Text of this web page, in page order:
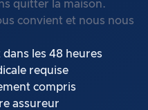
quitter la maison.
convient et nous nous
les 48 heures
requise
compris
assureur